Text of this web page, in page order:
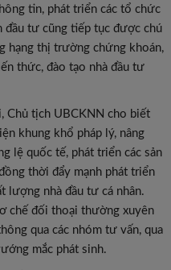
tin, phát triển các tổ chức
đầu tư cũng tiếp tục được chú
hạng thị trường chứng khoán,
thức, đào tạo nhà đầu tư
Chủ tịch UBCKNN cho biết
khung khổ pháp lý, nâng
lệ quốc tế, phát triển các sản
thời đẩy mạnh phát triển
lượng nhà đầu tư cá nhân.
chế đối thoại thường xuyên
qua các nhóm tư vấn, qua
mắc phát sinh.